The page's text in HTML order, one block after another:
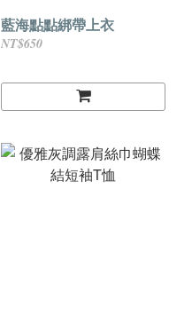
藍海點點綁帶上衣
NT$650